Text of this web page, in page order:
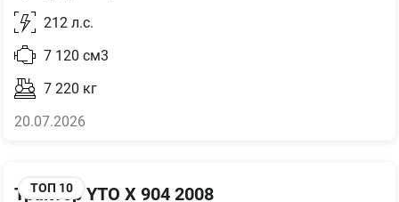
212 л.с.
7 120 см3
7 220 кг
20.07.2026
ТОП 10
Трактор YTO Х 904 2008